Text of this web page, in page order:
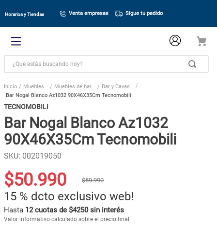
Horarios y Tiendas Venta empresas Sigue tu pedido
¿Que estás buscando hoy?
Muebles Muebles de bar
Bar y Cavas
Bar Nogal Blanco Az1032 90X46X35Cm Tecnomobili
TECNOMOBILI
Bar Nogal Blanco Az1032
90X46X35Cm Tecnomobili
SKU: 002019050
$50.990 $59.990
15 % dcto exclusivo web!
Hasta 12 cuotas de $4250 sin interés
Valor informativo calculado sobre el precio final